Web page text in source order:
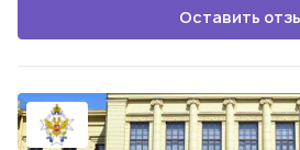
Оставить